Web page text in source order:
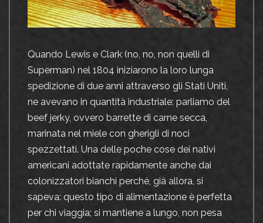
Quando Lewis e Clark (no, no, non quelli di
Superman) nel 1804 iniziarono la loro lunga
spedizione di due anni attraverso gli Stati Uniti,
ne avevano in quantità industriale: parliamo del
beef jerky, ovvero barrette di carne secca,
marinata nel miele con gherigli di noci
spezzettati. Una delle poche cose dei nativi
americani adottate rapidamente anche dai
colonizzatori bianchi perché, già allora, si
sapeva: questo tipo di alimentazione è perfetta
per chi viaggia; si mantiene a lungo, non pesa